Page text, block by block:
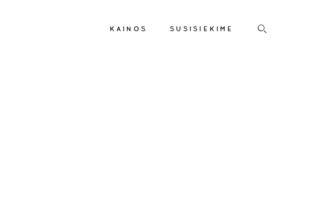
KAINOS SUSISIEKIME